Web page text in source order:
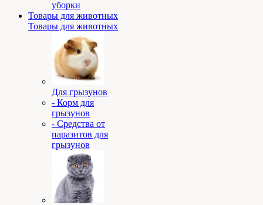
уборки
Товары для животных
Товары для животных
Для грызунов
- Корм для
грызунов
- Средства от
паразитов для
грызунов